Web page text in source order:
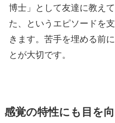
博士」として友達に教え
た、というエピソードを
きます。苦手を埋める前
とが大切です。
感覚の特性にも目を